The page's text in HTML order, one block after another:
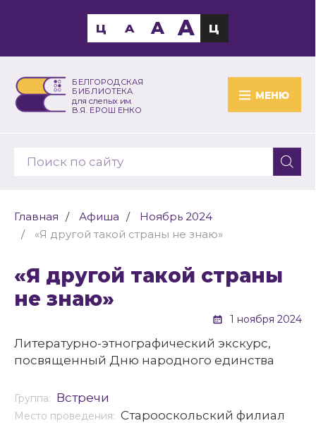
БЕЛГОРОДСКАЯ
БИБЛИОТЕКА
для слепых им.
В.Я. ЕРОШЕНКО
МЕНЮ
Ц A A A Ц
Главная Афиша
Ноябрь 2024
«Я другой такой страны не знаю»
«Я другой такой страны
не знаю»
1 ноября 2024
Литературно-этнографический экскурс,
посвященный Дню народного единства
Группа: Встречи
Место проведения: Старооскольский филиал